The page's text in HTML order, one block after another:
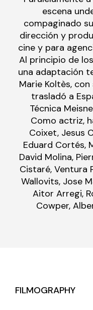
escena
compaginado
dirección y
cine y para
Al principio de
una adaptación
Marie Koltès,
trasladó a
Técnica
Como actriz,
Coixet, Jesus
Eduard Cortés,
David Molina,
Cistaré, Ventura
Wallovits, Jose
Aitor Arregi,
Cowper,
FILMOGRAPHY